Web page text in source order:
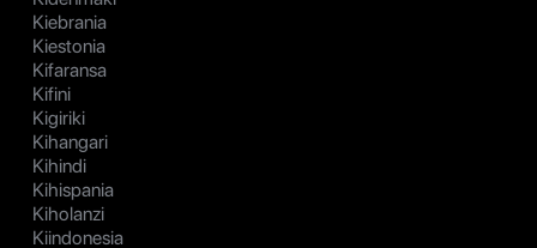
Kiebrania
Kiestonia
Kifaransa
Kifini
Kigiriki
Kihangari
Kihindi
Kihispania
Kiholanzi
Kiindonesia